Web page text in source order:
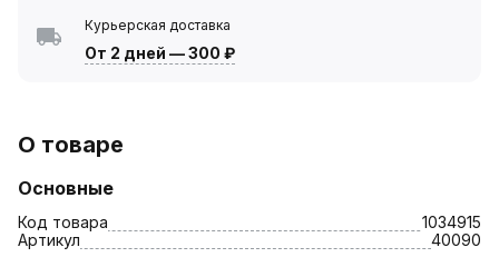
Курьерская доставка
От 2 дней —300 ₽
О товаре
Основные
Код товара
1034915
Артикул
40090